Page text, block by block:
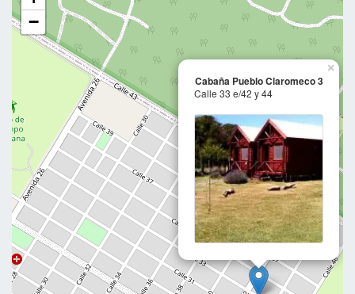
Cabaña Pueblo Claromeco 3
Calle 33 e/42 y 44
×
−